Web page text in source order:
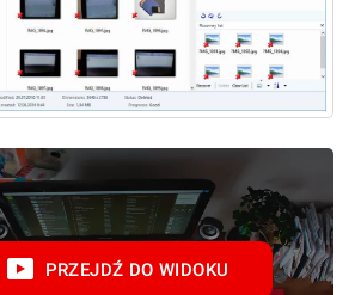
PRZEJDŹ DO WIDOKU